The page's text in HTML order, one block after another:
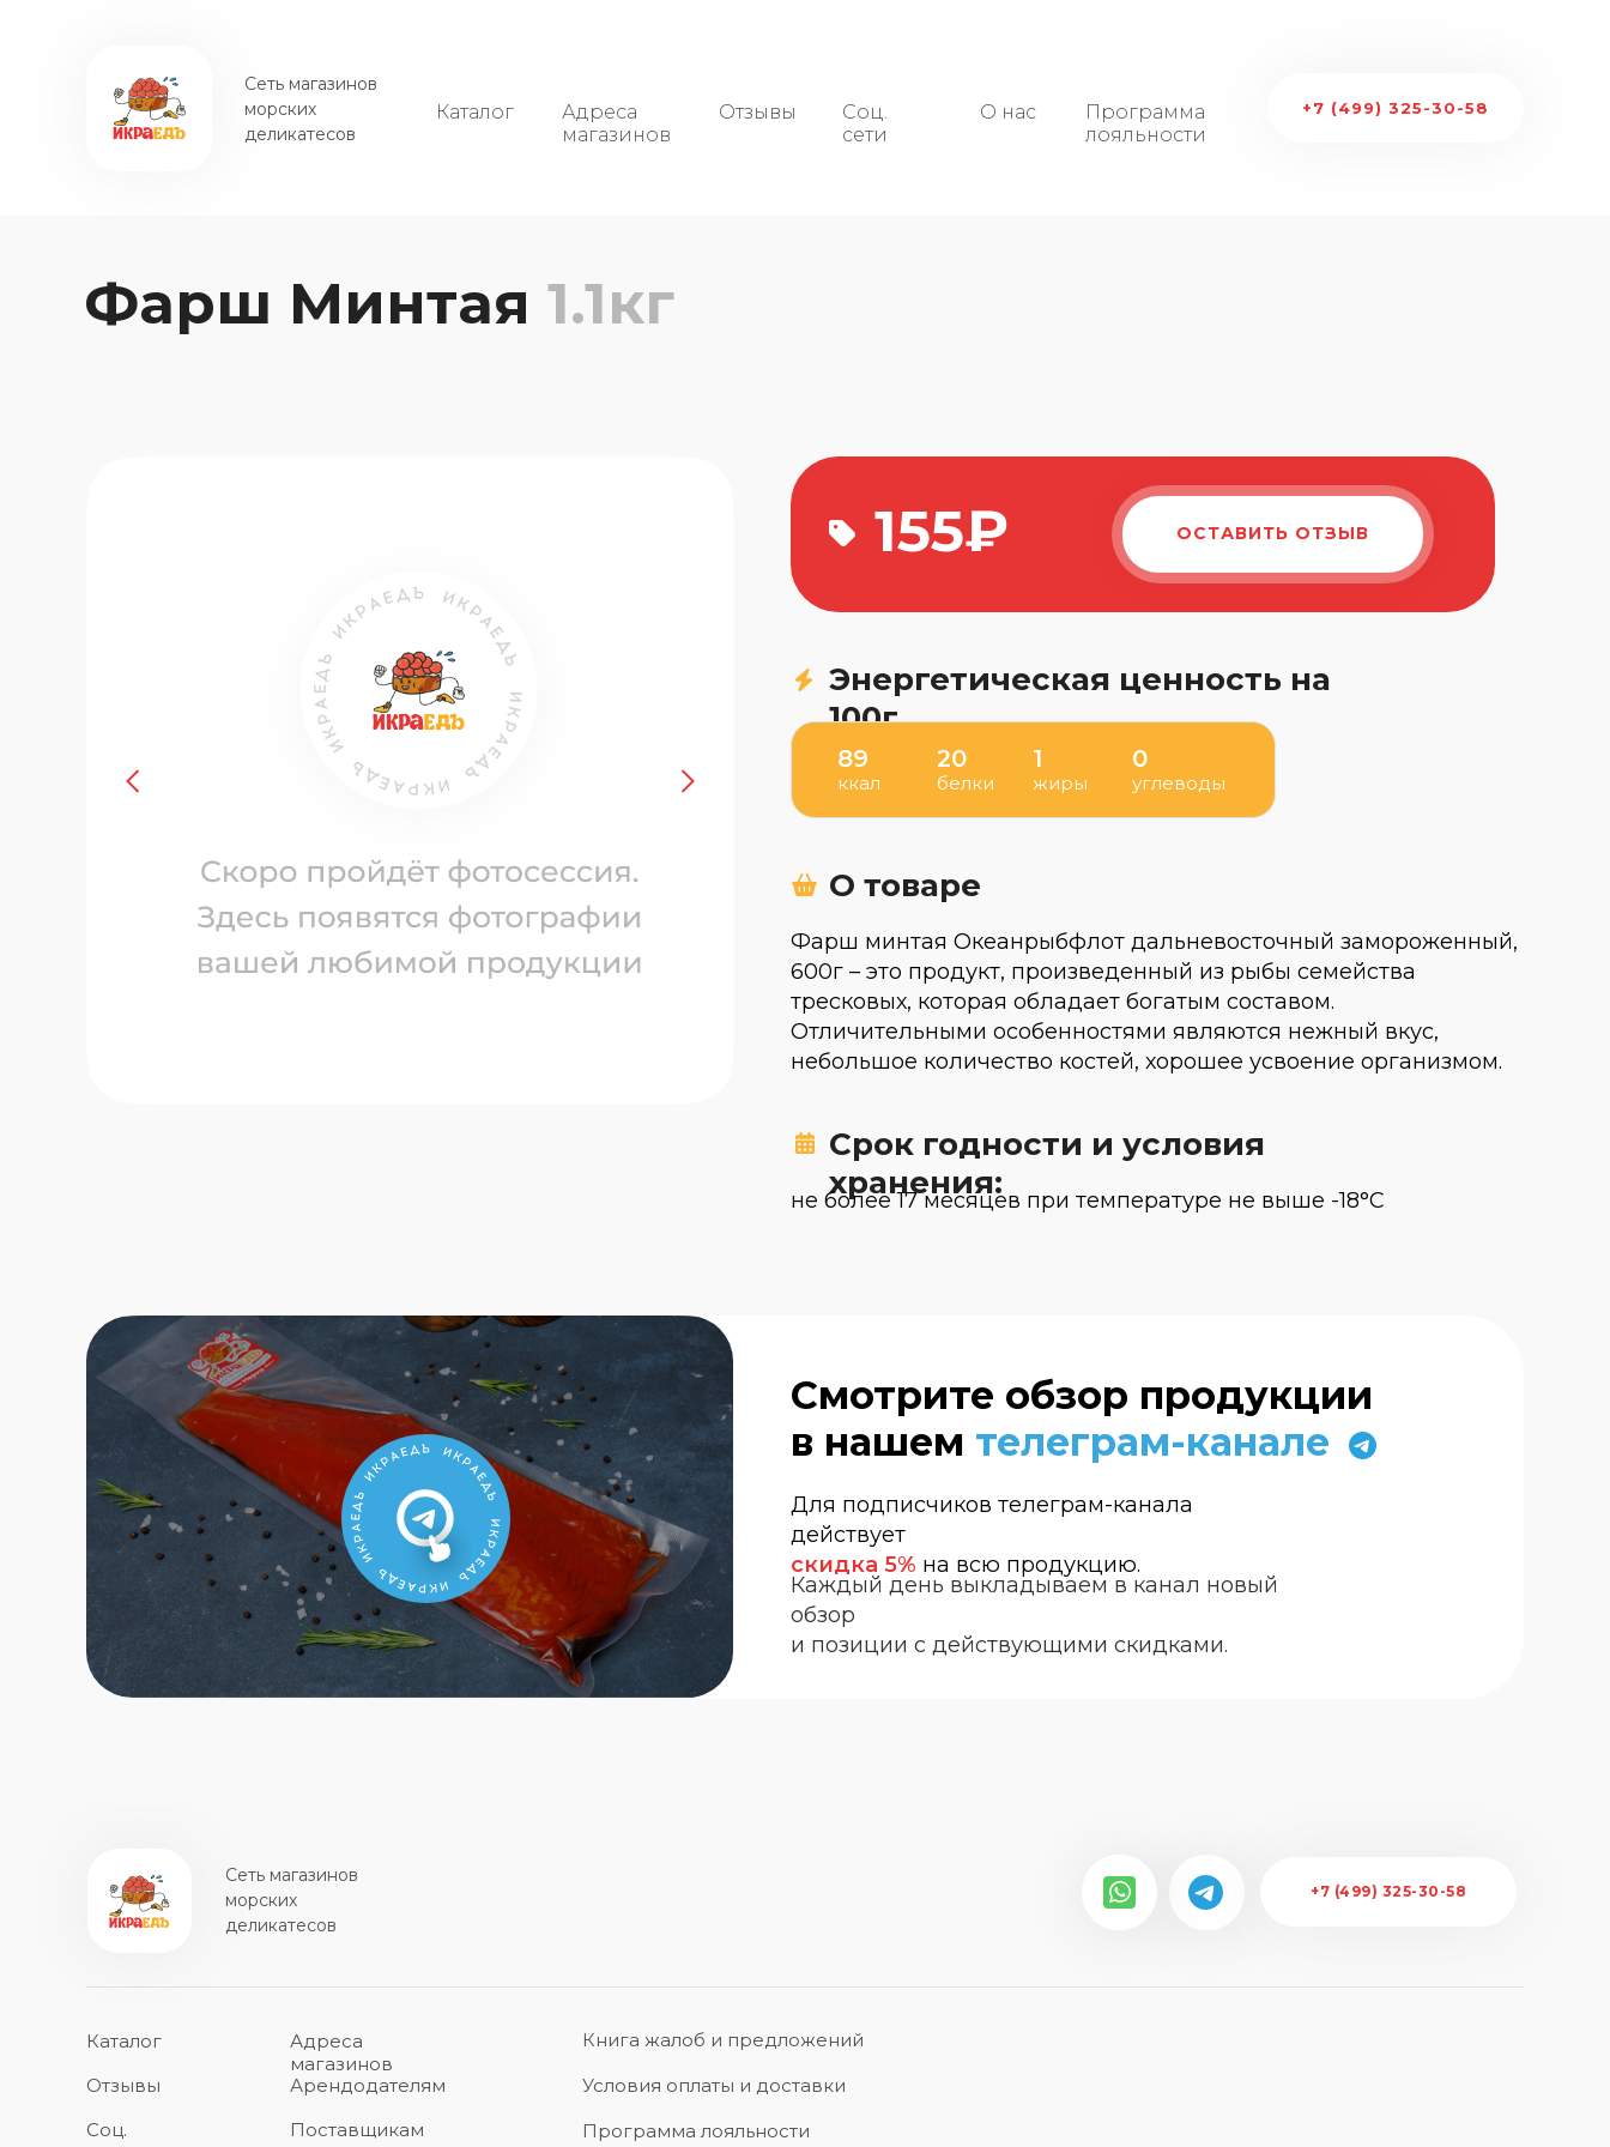
+7 (499) 325-30-58
Сеть магазинов
морских
деликатесов
Каталог
Адреса
магазинов
Отзывы О нас
Программа
лояльности
Соц.
сети
Сеть магазинов
рыбы и красной
икры в Москве
ЗАКАЗАТЬ ЗВОНОК
Каталог
Адреса
магазинов
Отзывы О нас
Соц.
Фарш Минтая 1.1кг
Энергетическая ценность на
100г
О товаре
Срок годности и условия
хранения:
ккал жиры
белки углеводы
89 1
20 0
Фарш минтая Океанрыбфлот дальневосточный замороженный,
600г – это продукт, произведенный из рыбы семейства
тресковых, которая обладает богатым составом.
Отличительными особенностями являются нежный вкус,
небольшое количество костей, хорошее усвоение организмом.
не более 17 месяцев при температуре не выше -18°С
Для подписчиков телеграм-канала
действует
скидка 5% на всю продукцию.
Каждый день выкладываем в канал новый
обзор
и позиции с действующими скидками.
155₽
Смотрите обзор продукции
в нашем телеграм-канале
ОСТАВИТЬ ОТЗЫВ
Каталог
Соц.
Отзывы
Адреса
магазинов
Арендодателям
Книга жалоб и предложений
+7 (499) 325-30-58
Сеть магазинов
морских
деликатесов
Заказать звонок
Условия оплаты и доставки
Программа лояльности
Поставщикам